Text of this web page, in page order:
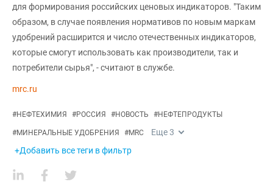
для формирования российских ценовых индикаторов. "Таким
образом, в случае появления нормативов по новым маркам
удобрений расширится и число отечественных индикаторов,
которые смогут использовать как производители, так и
потребители сырья", - считают в службе.
mrc.ru
#НЕФТЕХИМИЯ #РОССИЯ #НОВОСТЬ #НЕФТЕПРОДУКТЫ
#МИНЕРАЛЬНЫЕ УДОБРЕНИЯ #MRC Еще3
+Добавить все теги в фильтр